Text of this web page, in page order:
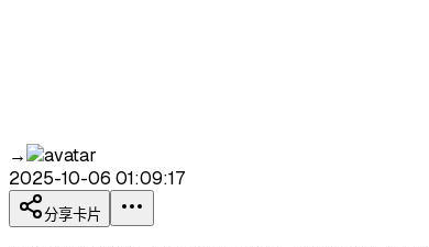
→
2025-10-06 01:09:17
分享卡片